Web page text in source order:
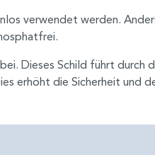
verwendet werden.
Dieses Schild führt durch
erhöht die Sicherheit und